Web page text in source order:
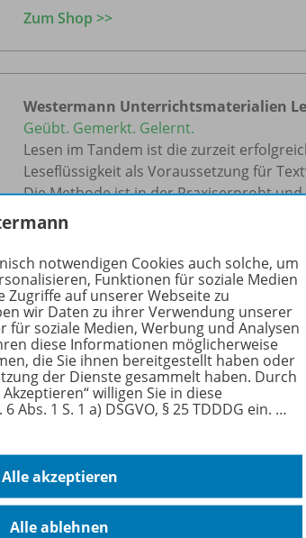
Zum Shop >>
Westermann Unterrichtsmaterialien
Geübt. Gemerkt. Gelernt.
Lesen im Tandem ist die zurzeit
Leseflüssigkeit als Voraussetzung für
Die Methode ist in der Praxiserprobt
anzuwenden.
Zum Shop >>
Lies mit Taps!
Von der Silbe zum Text - Lesestart mit
Die Heftreihe „Lies mit Taps!“ begleitet
systematisch von der Silbe über das
strukturierten Übungen, hoher
kleinschrittigen Aufbau fördert sie
ohne zu überfordern. So entsteht
ein motivierender Einstieg ins Lesen.
notwendigen Cookies auch solche, um
Funktionen für soziale Medien
auf unserer Webseite zu
wir Daten zu ihrer Verwendung unserer
für soziale Medien, Werbung und Analysen
diese Informationen möglicherweise
die Sie ihnen bereitgestellt haben oder
der Dienste gesammelt haben. Durch
willigen Sie in diese
1 S. 1 a) DSGVO, § 25 TDDDG ein. …
Alle akzeptieren
Alle ablehnen